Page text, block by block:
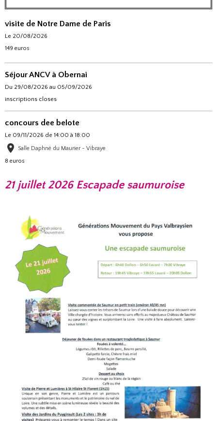
visite de Notre Dame de Paris
Le 20/08/2026
149 euros
Séjour ANCV à Obernai
Du 29/08/2026 au 05/09/2026
inscriptions closes
concours dee belote
Le 09/11/2026 de 14:00 à 18:00
Salle Daphné du Maurier - Vibraye
8 euros
21 juillet 2026 Escapade saumuroise